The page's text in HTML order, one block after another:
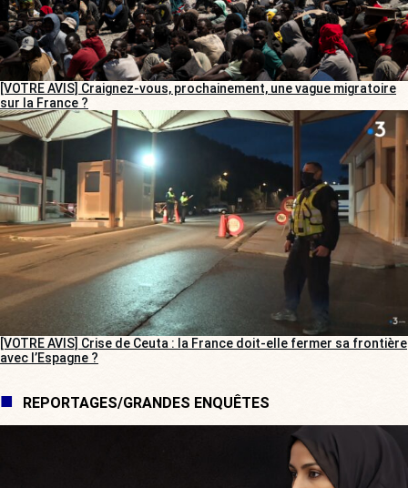
[VOTRE AVIS] Craignez-vous, prochainement, une vague migratoire
sur la France ?
[VOTRE AVIS] Crise de Ceuta : la France doit-elle fermer sa frontière
avec l’Espagne ?
REPORTAGES/GRANDES ENQUÊTES